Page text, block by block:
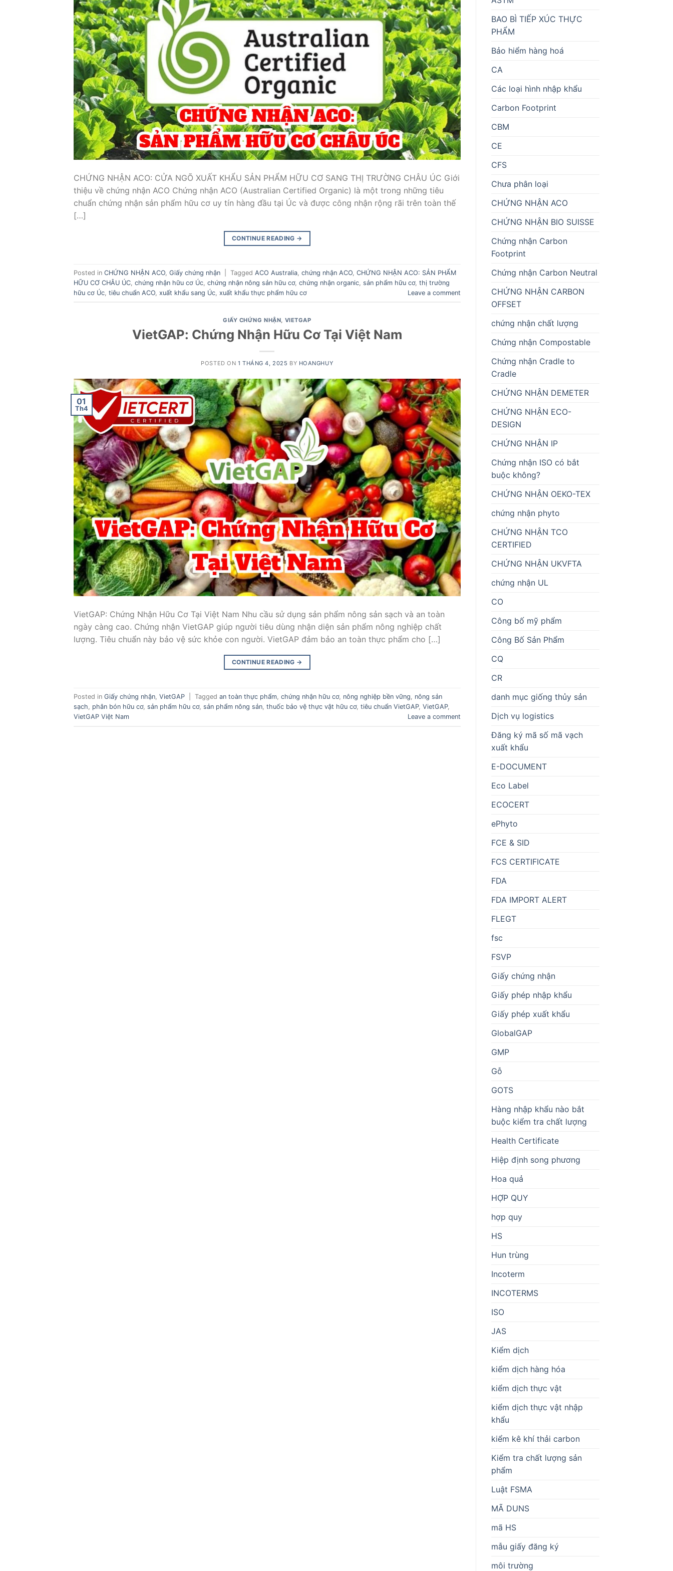
CHỨNG NHẬN ACO: CỬA NGÕ XUẤT KHẨU SẢN PHẨM HỮU CƠ SANG THỊ TRƯỜNG CHÂU ÚC Giới
thiệu về chứng nhận ACO Chứng nhận ACO (Australian Certified Organic) là một trong những tiêu
chuẩn chứng nhận sản phẩm hữu cơ uy tín hàng đầu tại Úc và được công nhận rộng rãi trên toàn thế
[…]
CONTINUE READING →
Posted in CHỨNG NHẬN ACO Giấy chứng nhận Tagged ACO Australia chứng nhận ACO CHỨNG NHẬN ACO: SẢN PHẨM
HỮU CƠ CHÂU ÚC chứng nhận hữu cơ Úc chứng nhận nông sản hữu cơ, chứng nhận organic sản phẩm hữu cơ, thị trường
hữu cơ Úc tiêu chuẩn ACO xuất khẩu sang Úc xuất khẩu thực phẩm hữu cơ Leave a comment
GIẤY CHỨNG NHẬN, VIETGAP
VietGAP: Chứng Nhận Hữu Cơ Tại Việt Nam
POSTED ON 1 THÁNG 4, 2025 BY HOANGHUY
01
Th4
VietGAP: Chứng Nhận Hữu Cơ Tại Việt Nam Nhu cầu sử dụng sản phẩm nông sản sạch và an toàn
ngày càng cao. Chứng nhận VietGAP giúp người tiêu dùng nhận diện sản phẩm nông nghiệp chất
lượng. Tiêu chuẩn này bảo vệ sức khỏe con người. VietGAP đảm bảo an toàn thực phẩm cho […]
CONTINUE READING →
Posted in Giấy chứng nhận VietGAP Tagged an toàn thực phẩm chứng nhận hữu cơ, nông nghiệp bền vững
nông sản
sạch
phân bón hữu cơ, sản phẩm hữu cơ, sản phẩm nông sản thuốc bảo vệ thực vật hữu cơ, tiêu chuẩn VietGAP, VietGAP,
VietGAP Việt Nam
Leave a comment
BAO BÌ TIẾP XÚC THỰC
PHẨM
Bảo hiểm hàng hoá
CA
Các loại hình nhập khẩu
Carbon Footprint
CBM
CE
CFS
Chưa phân loại
CHỨNG NHẬN ACO
CHỨNG NHẬN BIO SUISSE
Chứng nhận Carbon
Footprint
Chứng nhận Carbon Neutral
CHỨNG NHẬN CARBON
OFFSET
chứng nhận chất lượng
Chứng nhận Compostable
Chứng nhận Cradle to
Cradle
CHỨNG NHẬN DEMETER
CHỨNG NHẬN ECO-
DESIGN
CHỨNG NHẬN IP
Chứng nhận ISO có bắt
buộc không?
CHỨNG NHẬN OEKO-TEX
chứng nhận phyto
CHỨNG NHẬN TCO
CERTIFIED
CHỨNG NHẬN UKVFTA
chứng nhận UL
CO
Công bố mỹ phẩm
Công Bố Sản Phẩm
CQ
CR
danh mục giống thủy sản
Dịch vụ logistics
Đăng ký mã số mã vạch
xuất khẩu
E-DOCUMENT
Eco Label
ECOCERT
ePhyto
FCE & SID
FCS CERTIFICATE
FDA
FDA IMPORT ALERT
FLEGT
fsc
FSVP
Giấy chứng nhận
Giấy phép nhập khẩu
Giấy phép xuất khẩu
GlobalGAP
GMP
Gỗ
GOTS
Hàng nhập khẩu nào bắt
buộc kiểm tra chất lượng
Health Certificate
Hiệp định song phương
Hoa quả
HỢP QUY
hợp quy
HS
Hun trùng
Incoterm
INCOTERMS
ISO
JAS
Kiểm dịch
kiểm dịch hàng hóa
kiểm dịch thực vật
kiểm dịch thực vật nhập
khẩu
kiểm kê khí thải carbon
Kiểm tra chất lượng sản
phẩm
Luật FSMA
MÃ DUNS
mã HS
mẫu giấy đăng ký
môi trường